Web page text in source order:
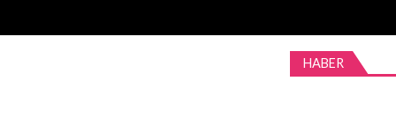
navigation
content
HABER